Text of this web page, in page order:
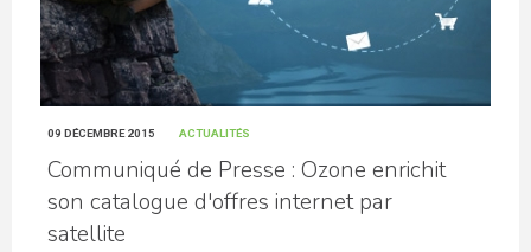
09 DÉCEMBRE 2015 ACTUALITÉS
Communiqué de Presse : Ozone enrichit
son catalogue d'offres internet par
satellite